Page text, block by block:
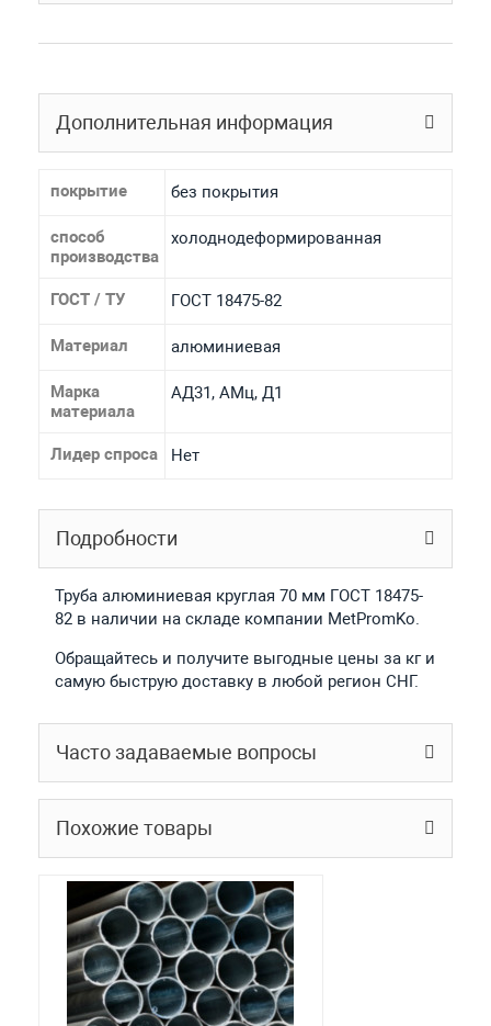
Дополнительная информация
покрытие без покрытия
способ
производства
холоднодеформированная
ГОСТ / ТУ ГОСТ 18475-82
Материал алюминиевая
Марка
материала
АД31, АМц, Д1
Лидер спроса Нет
Подробности
Труба алюминиевая круглая 70 мм ГОСТ 18475-
82 в наличии на складе компании MetPromKo.
Обращайтесь и получите выгодные цены за кг и
самую быструю доставку в любой регион СНГ.
Часто задаваемые вопросы
Похожие товары